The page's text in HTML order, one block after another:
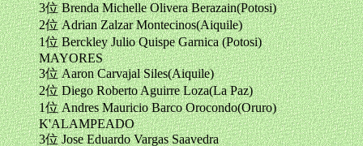
3位 Brenda Michelle Olivera Berazain(Potosi)
2位 Adrian Zalzar Montecinos(Aiquile)
1位 Berckley Julio Quispe Garnica (Potosi)
MAYORES
3位 Aaron Carvajal Siles(Aiquile)
2位 Diego Roberto Aguirre Loza(La Paz)
1位 Andres Mauricio Barco Orocondo(Oruro)
K'ALAMPEADO
3位 Jose Eduardo Vargas Saavedra